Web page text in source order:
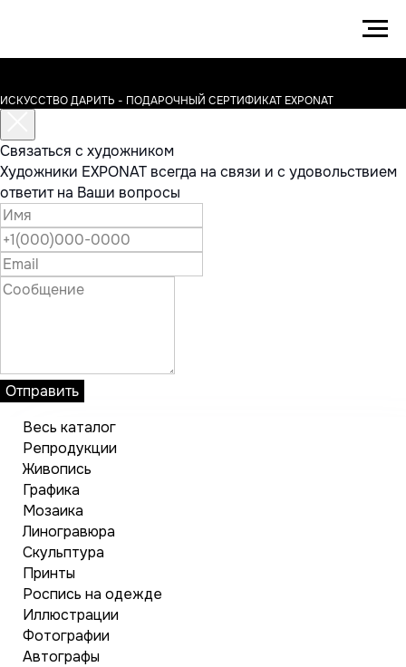
ИСКУССТВО ДАРИТЬ - ПОДАРОЧНЫЙ СЕРТИФИКАТ EXPONAT
Связаться с художником
Художники EXPONAT всегда на связи и с удовольствием
ответит на Ваши вопросы
Отправить
Весь каталог
Репродукции
Живопись
Графика
Мозаика
Линогравюра
Скульптура
Принты
Роспись на одежде
Иллюстрации
Фотографии
Автографы